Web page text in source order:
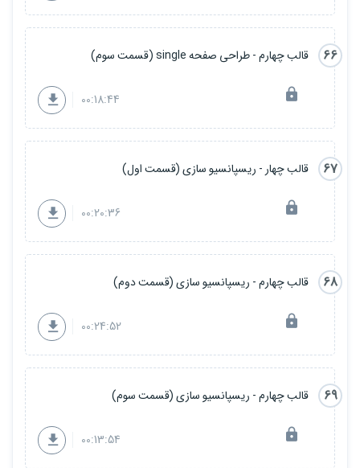
66 قالب چهارم - طراحی صفحه single (قسمت سوم)
00:18:44
67 قالب چهار - ریسپانسیو سازی (قسمت اول)
00:20:36
68 قالب چهارم - ریسپانسیو سازی (قسمت دوم)
00:24:52
69 قالب چهارم - ریسپانسیو سازی (قسمت سوم)
00:13:54